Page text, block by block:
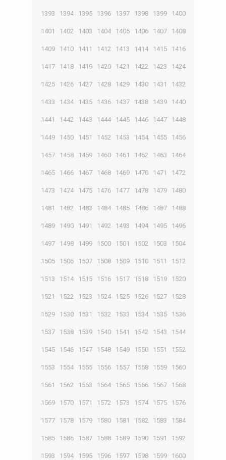
1393 1394 1395 1396 1397 1398 1399 1400
1401 1402 1403 1404 1405 1406 1407 1408
1409 1410 1411 1412 1413 1414 1415 1416
1417 1418 1419 1420 1421 1422 1423 1424
1425 1426 1427 1428 1429 1430 1431 1432
1433 1434 1435 1436 1437 1438 1439 1440
1441 1442 1443 1444 1445 1446 1447 1448
1449 1450 1451 1452 1453 1454 1455 1456
1457 1458 1459 1460 1461 1462 1463 1464
1465 1466 1467 1468 1469 1470 1471 1472
1473 1474 1475 1476 1477 1478 1479 1480
1481 1482 1483 1484 1485 1486 1487 1488
1489 1490 1491 1492 1493 1494 1495 1496
1497 1498 1499 1500 1501 1502 1503 1504
1505 1506 1507 1508 1509 1510 1511 1512
1513 1514 1515 1516 1517 1518 1519 1520
1521 1522 1523 1524 1525 1526 1527 1528
1529 1530 1531 1532 1533 1534 1535 1536
1537 1538 1539 1540 1541 1542 1543 1544
1545 1546 1547 1548 1549 1550 1551 1552
1553 1554 1555 1556 1557 1558 1559 1560
1561 1562 1563 1564 1565 1566 1567 1568
1569 1570 1571 1572 1573 1574 1575 1576
1577 1578 1579 1580 1581 1582 1583 1584
1585 1586 1587 1588 1589 1590 1591 1592
1593 1594 1595 1596 1597 1598 1599 1600